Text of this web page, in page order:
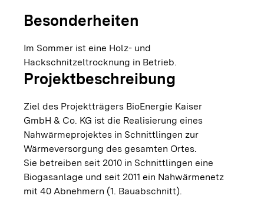
Besonderheiten
Im Sommer ist eine Holz- und
Hackschnitzeltrocknung in Betrieb.
Projektbeschreibung
Ziel des Projektträgers BioEnergie Kaiser
GmbH & Co. KG ist die Realisierung eines
Nahwärmeprojektes in Schnittlingen zur
Wärmeversorgung des gesamten Ortes.
Sie betreiben seit 2010 in Schnittlingen eine
Biogasanlage und seit 2011 ein Nahwärmenetz
mit 40 Abnehmern (1. Bauabschnitt).